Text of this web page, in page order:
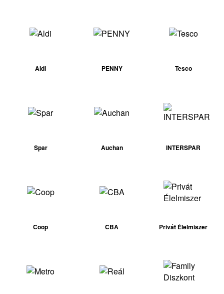
Aldi PENNY Tesco
Spar Auchan INTERSPAR
Coop CBA Privát Élelmiszer